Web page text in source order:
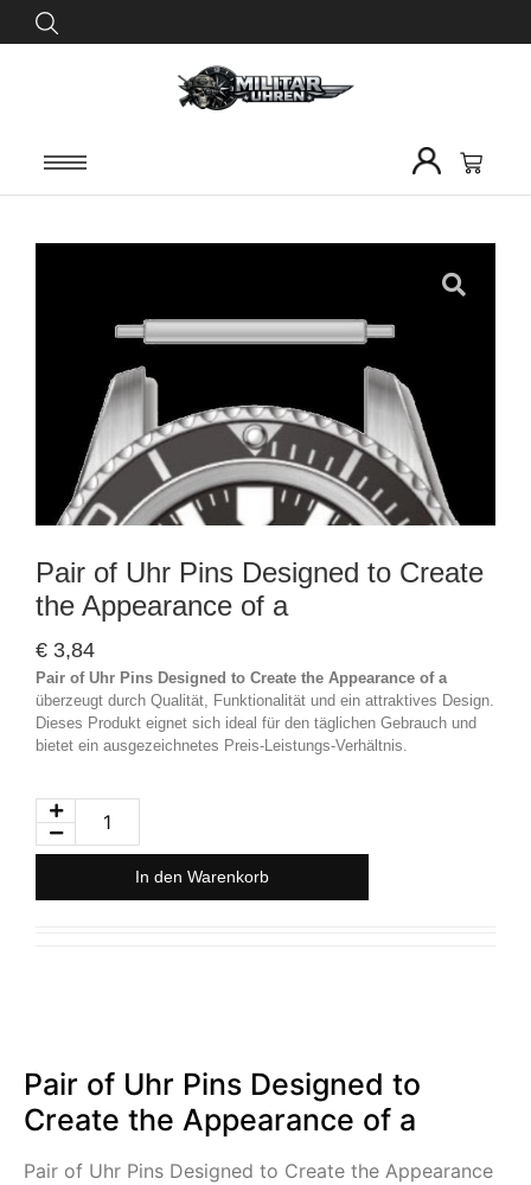
Pair of Uhr Pins Designed to Create
the Appearance of a
€ 3,84
Pair of Uhr Pins Designed to Create the Appearance of a
überzeugt durch Qualität, Funktionalität und ein attraktives Design.
Dieses Produkt eignet sich ideal für den täglichen Gebrauch und
bietet ein ausgezeichnetes Preis-Leistungs-Verhältnis.
In den Warenkorb
Pair of Uhr Pins Designed to
Create the Appearance of a
Pair of Uhr Pins Designed to Create the Appearance